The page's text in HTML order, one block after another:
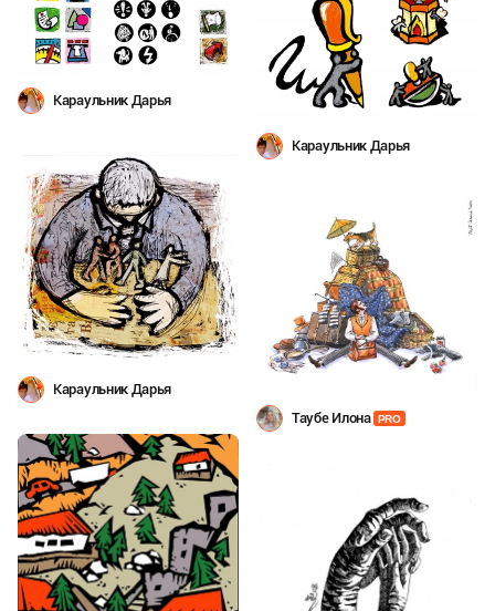
Караульник Дарья
Караульник Дарья
Караульник Дарья
Таубе Илона
PRO